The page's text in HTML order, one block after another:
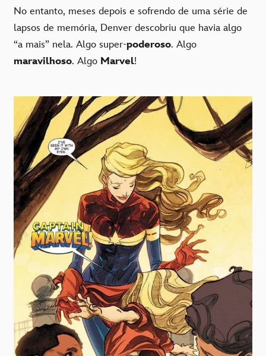
No entanto, meses depois e sofrendo de uma série de
lapsos de memória, Denver descobriu que havia algo
“a mais” nela. Algo super-poderoso. Algo
maravilhoso. Algo Marvel!